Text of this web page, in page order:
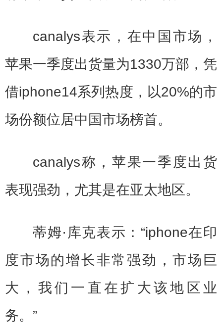
canalys表示，在中国市场，
苹果一季度出货量为1330万部，凭
借iphone14系列热度，以20%的市
场份额位居中国市场榜首。
canalys称，苹果一季度出货
表现强劲，尤其是在亚太地区。
蒂姆·库克表示：“iphone在印
度市场的增长非常强劲，市场巨
大，我们一直在扩大该地区业
务。”